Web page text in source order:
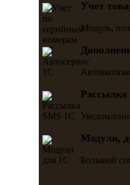
Учет
Модуль,
Модули,
Большой